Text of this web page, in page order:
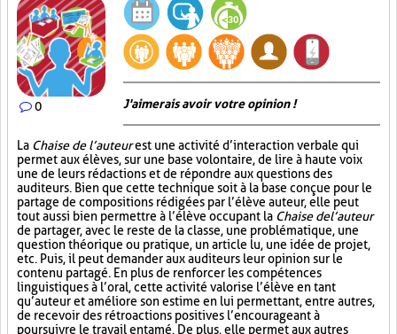
0 J'aimerais avoir votre opinion !
La Chaise de l’auteurest une activité d’interaction verbale qui
permet aux élèves, sur une base volontaire, de lire à haute voix
une de leurs rédactions et de répondre aux questions des
auditeurs. Bien que cette technique soit à la base conçue pour le
partage de compositions rédigées par l’élève auteur, elle peut
tout aussi bien permettre à l’élève occupant la Chaise de l’auteur
de partager, avec le reste de la classe, une problématique, une
question théorique ou pratique, un article lu, une idée de projet,
etc. Puis, il peut demander aux auditeurs leur opinion sur le
contenu partagé. En plus de renforcer les compétences
linguistiques à l’oral, cette activité valorise l’élève en tant
qu’auteur et améliore son estime en lui permettant, entre autres,
de recevoir des rétroactions positives l’encourageant à
poursuivre le travail entamé. De plus, elle permet aux autres